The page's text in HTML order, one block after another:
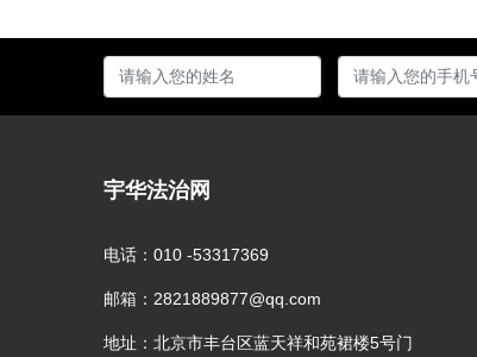
宇华法治网
电话： 010 -53317369
邮箱： 2821889877@qq.com
地址： 北京市丰台区蓝天祥和苑裙楼5号门